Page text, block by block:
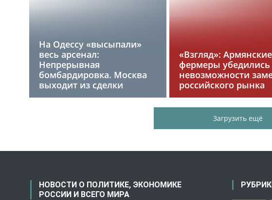
На Одессу «высыпали»
весь арсенал:
Непрерывная
бомбардировка. Москва
выходит из сделки
«Взгляд»: Армянские
фермеры убедились
невозможности
российского рынка
Загрузить ещё
НОВОСТИ О ПОЛИТИКЕ, ЭКОНОМИКЕ
РОССИИ И ВСЕГО МИРА